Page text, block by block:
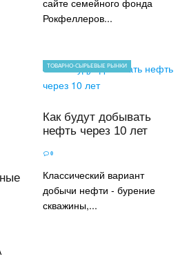
сайте семейного фонда
Рокфеллеров...
ТОВАРНО-СЫРЬЕВЫЕ РЫНКИ
Как будут добывать
нефть через 10 лет
0
Классический вариант
добычи нефти - бурение
скважины,...